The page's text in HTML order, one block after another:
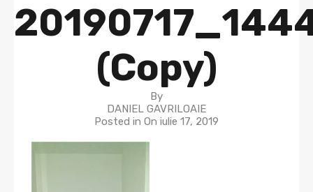
(Copy)
By
DANIEL GAVRILOAIE
Posted in On iulie 17, 2019